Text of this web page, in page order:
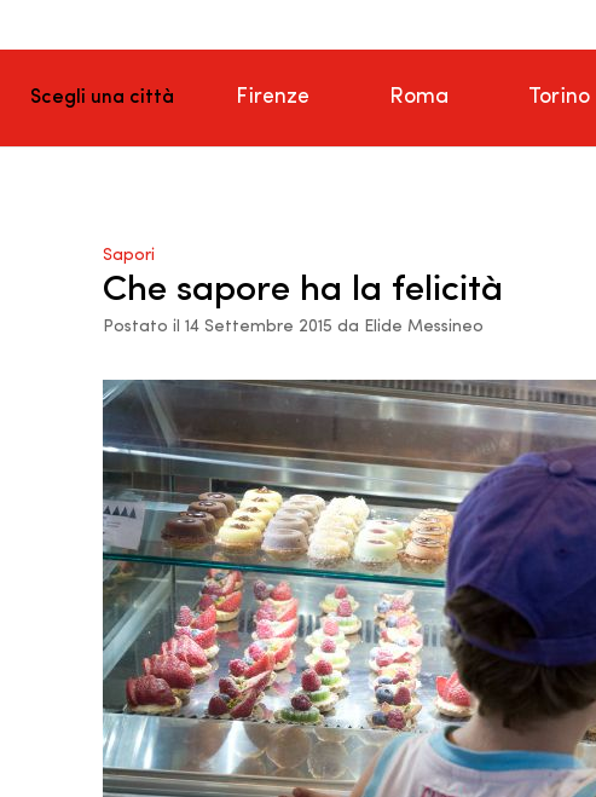
Scegli una città Firenze Roma Torino
Sapori
Che sapore ha la felicità
Postato il 14 Settembre 2015 da Elide Messineo